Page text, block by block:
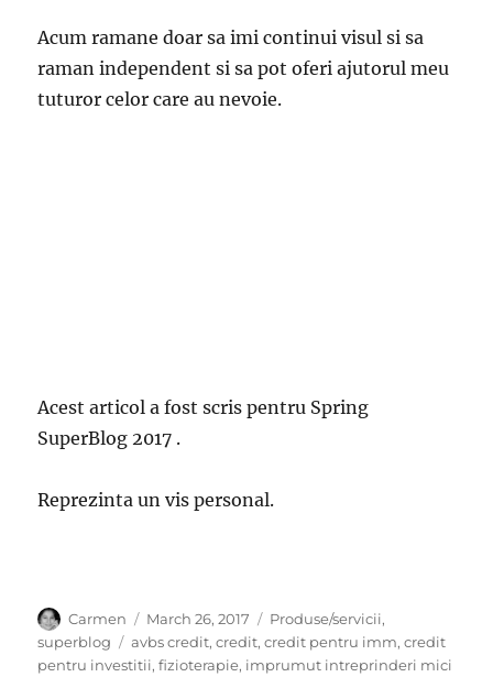
Acum ramane doar sa imi continui visul si sa
raman independent si sa pot oferi ajutorul meu
tuturor celor care au nevoie.
Acest articol a fost scris pentru Spring
SuperBlog 2017 .
Reprezinta un vis personal.
Author
Carmen
Posted
on
March 26, 2017 Categories
Produse/servicii,
superblog
Tags
avbs credit,credit,credit pentru imm,credit
pentru investitii,fizioterapie, imprumut intreprinderi mici